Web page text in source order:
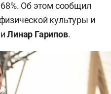
Об этом сообщил
культуры и
Линар Гарипов.